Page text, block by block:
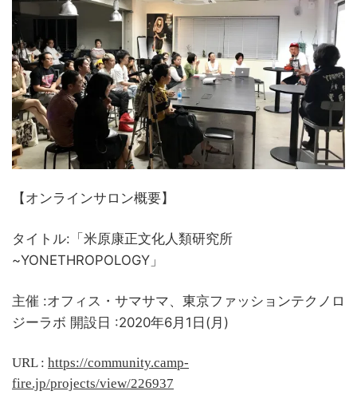
【オンラインサロン概要】
タイトル:「米原康正文化人類研究所
~YONETHROPOLOGY」
主催 :オフィス・サマサマ、東京ファッションテクノロ
ジーラボ 開設日 :2020年6月1日(月)
URL : https://community.camp-
fire.jp/projects/view/226937